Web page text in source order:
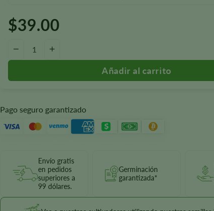
$39.00
—
Pago seguro garantizado
Envío gratis
en pedidos
superiores a
99 dólares.
Germinación
garantizada*